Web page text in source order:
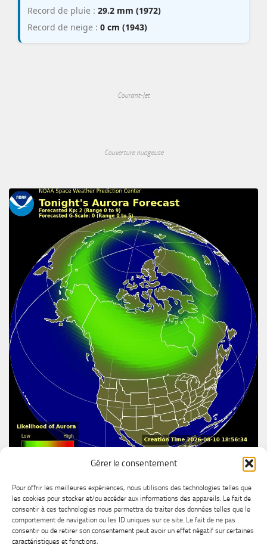
Gérer le consentement
Pour offrir les meilleures expériences, nous utilisons des technologies telles que
les cookies pour stocker et/ou accéder aux informations des appareils. Le fait de
consentir à ces technologies nous permettra de traiter des données telles que le
comportement de navigation ou les ID uniques sur ce site. Le fait de ne pas
consentir ou de retirer son consentement peut avoir un effet négatif sur certaines
caractéristiques et fonctions.
Record de pluie : 29.2 mm (1972)
Record de neige : 0 cm (1943)
Courant-Jet
Couverture nuageuse